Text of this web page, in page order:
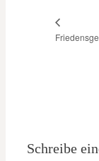
Schreibe